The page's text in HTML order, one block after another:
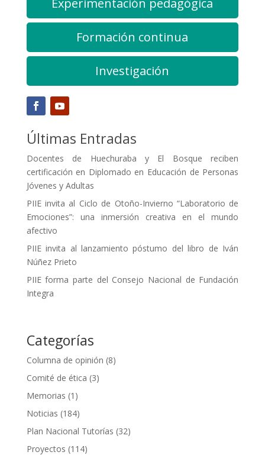
Formación continua
Investigación
Últimas Entradas
Docentes de Huechuraba y El Bosque reciben
certificación en Diplomado en Educación de Personas
Jóvenes y Adultas
PIIE invita al Ciclo de Otoño-Invierno “Laboratorio de
Emociones”: una inmersión creativa en el mundo
afectivo
PIIE invita al lanzamiento póstumo del libro de Iván
Núñez Prieto
PIIE forma parte del Consejo Nacional de Fundación
Integra
Categorías
Columna de opinión (8)
Comité de ética (3)
Memorias (1)
Noticias (184)
Plan Nacional Tutorías (32)
Proyectos (114)